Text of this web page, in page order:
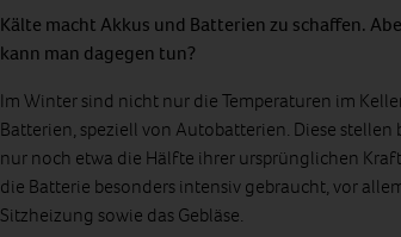
Kälte macht Akkus und Batterien zu schaffen.
kann man dagegen tun?
Im Winter sind nicht nur die Temperaturen im
Batterien, speziell von Autobatterien. Diese
nur noch etwa die Hälfte ihrer ursprünglichen
die Batterie besonders intensiv gebraucht, vor
Sitzheizung sowie das Gebläse.